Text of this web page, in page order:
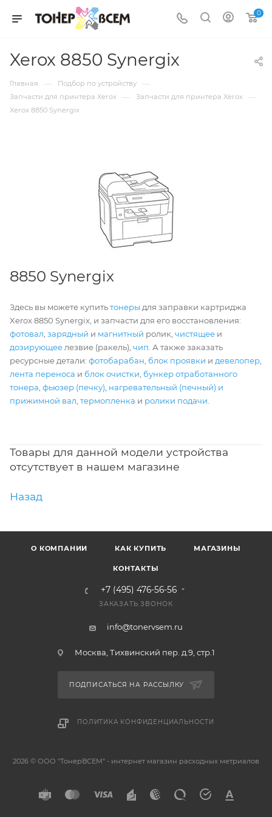
0
Xerox 8850 Synergix
Главная — Подбор по устройству —
Запчасти для принтера Xerox — Запчасти для принтера Xerox —
Xerox 8850 Synergix
8850 Synergix
Здесь вы можете купитьтонеры для заправки картриджа
Xerox 8850 Synergix, и запчасти для его восстановления:
фотовал зарядный и магнитный ролик, чистящее и
дозирующее лезвие (ракель), чип . А также заказать
ресурсные детали: фотобарабан блок проявки и девелопер
лента переноса и блок очистки бункер отработанного
тонера фьюзер (печку) нагревательный (печный) и
прижимной вал термопленка и ролики подачи
Товары для данной модели устройства
отсутствует в нашем магазине
Назад
О КОМПАНИИ КАК КУПИТЬ МАГАЗИНЫ
КОНТАКТЫ
+7 (495) 476-56-56
ЗАКАЗАТЬ ЗВОНОК
info@tonervsem.ru
Москва, Тихвинский пер. д.9, стр.1
ПОДПИСАТЬСЯ НА РАССЫЛКУ
ПОЛИТИКА КОНФИДЕНЦИАЛЬНОСТИ
2026 © ООО "ТонерВСЕМ" - интернет магазин расходных метриалов